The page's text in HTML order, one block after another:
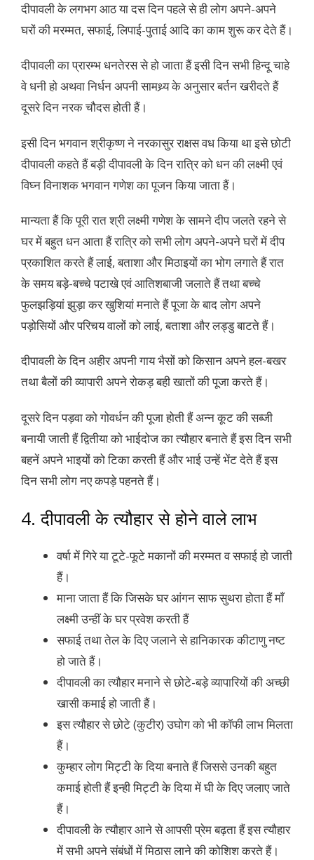
दीपावली के लगभग आठ या दस दिन पहले से ही लोग अपने-अपने
घरों की मरम्मत, सफाई, लिपाई-पुताई आदि का काम शुरू कर देते हैं।
दीपावली का प्रारम्भ धनतेरस से हो जाता हैं इसी दिन सभी हिन्दू चाहे
वे धनी हो अथवा निर्धन अपनी सामथ्र्य के अनुसार बर्तन खरीदते हैं
दूसरे दिन नरक चौदस होती हैं।
इसी दिन भगवान श्रीकृष्ण ने नरकासुर राक्षस वध किया था इसे छोटी
दीपावली कहते हैं बड़ी दीपावली के दिन रात्रि को धन की लक्ष्मी एवं
विघ्न विनाशक भगवान गणेश का पूजन किया जाता हैं।
मान्यता हैं कि पूरी रात श्री लक्ष्मी गणेश के सामने दीप जलते रहने से
घर में बहुत धन आता हैं रात्रि को सभी लोग अपने-अपने घरों में दीप
प्रकाशित करते हैं लाई, बताशा और मिठाइयों का भोग लगाते हैं रात
के समय बड़े-बच्चे पटाखे एवं आतिशबाजी जलाते हैं तथा बच्चे
फुलझड़ियां झुड़ा कर खुशियां मनाते हैं पूजा के बाद लोग अपने
पड़ोसियों और परिचय वालों को लाई, बताशा और लड्डु बाटते हैं।
दीपावली के दिन अहीर अपनी गाय भैसों को किसान अपने हल-बखर
तथा बैलों की व्यापारी अपने रोकड़ बही खातों की पूजा करते हैं।
दूसरे दिन पड़वा को गोवर्धन की पूजा होती हैं अन्न कूट की सब्जी
बनायी जाती हैं द्वितीया को भाईदोज का त्यौहार बनाते हैं इस दिन सभी
बहनें अपने भाइयों को टिका करती हैं और भाई उन्हें भेंट देते हैं इस
दिन सभी लोग नए कपड़े पहनते हैं।
4. दीपावली के त्यौहार से होने वाले लाभ
वर्षा में गिरे या टूटे-फूटे मकानों की मरम्मत व सफाई हो जाती
हैं।
माना जाता हैं कि जिसके घर आंगन साफ सुथरा होता हैं माँ
लक्ष्मी उन्हीं के घर प्रवेश करती हैं
सफाई तथा तेल के दिए जलाने से हानिकारक कीटाणु नष्ट
हो जाते हैं।
दीपावली का त्यौहार मनाने से छोटे-बड़े व्यापारियों की अच्छी
खासी कमाई हो जाती हैं।
इस त्यौहार से छोटे (कुटीर) उघोग को भी कॉफी लाभ मिलता
हैं।
कुम्हार लोग मिट्टी के दिया बनाते हैं जिससे उनकी बहुत
कमाई होती हैं इन्ही मिट्टी के दिया में घी के दिए जलाए जाते
हैं।
दीपावली के त्यौहार आने से आपसी प्रेम बढ़ता हैं इस त्यौहार
में सभी अपने संबंधों में मिठास लाने की कोशिश करते हैं।